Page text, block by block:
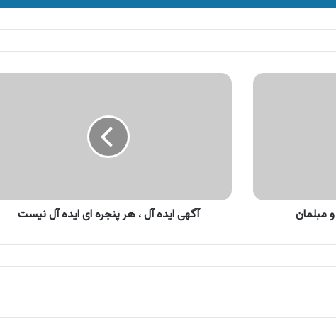
مبلمان
آگهی
آل
آگهی ایده آل ، هر پنجره ای ایده آل نیست